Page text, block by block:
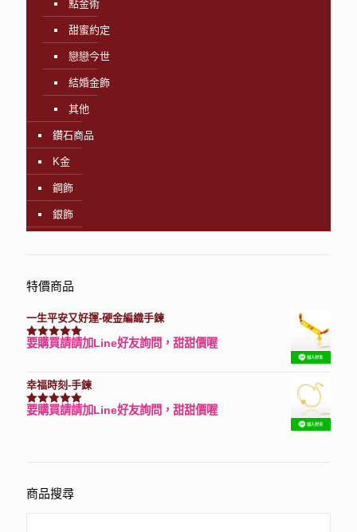
點金術
甜蜜約定
戀戀今世
結婚金飾
其他
鑽石商品
K金
鋼飾
銀飾
特價商品
一生平安又好運-硬金編織手鍊
評分7740滿分 5
要購買請請加Line好友詢問，甜甜價喔
幸福時刻-手鍊
評分3150滿分 5
要購買請請加Line好友詢問，甜甜價喔
商品搜尋